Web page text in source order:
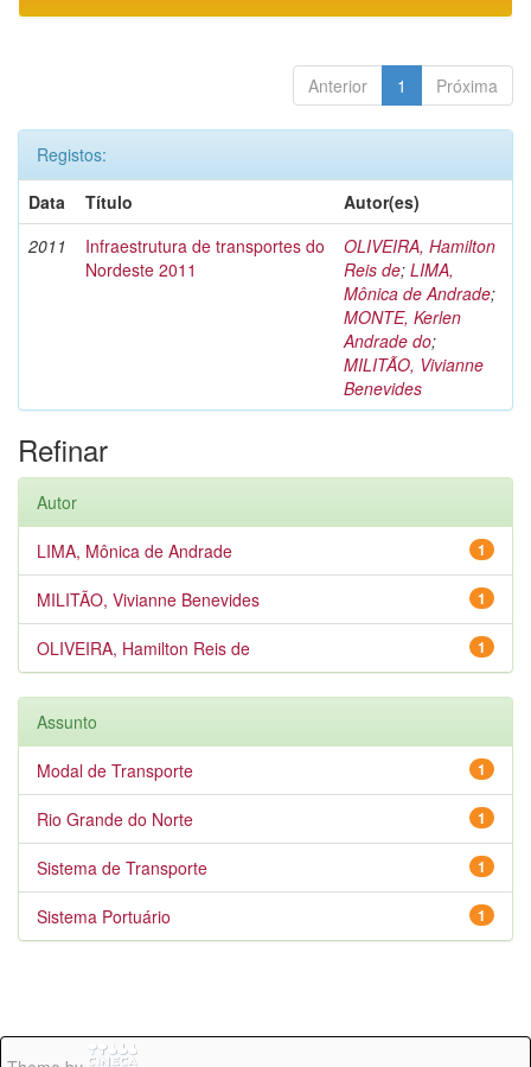
Anterior 1 Próxima
Registos:
Data
Título
Autor(es)
2011
Infraestrutura de transportes do
Nordeste 2011
OLIVEIRA, Hamilton
Reis de; LIMA,
Mônica de Andrade;
MONTE, Kerlen
Andrade do;
MILITÃO, Vivianne
Benevides
Refinar
Autor
1
LIMA, Mônica de Andrade
1
MILITÃO, Vivianne Benevides
1
OLIVEIRA, Hamilton Reis de
Assunto
1
Modal de Transporte
1
Rio Grande do Norte
1
Sistema de Transporte
1
Sistema Portuário